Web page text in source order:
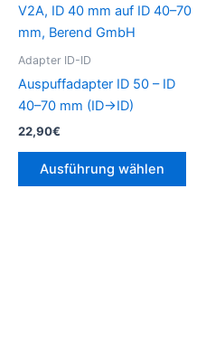
Adapter ID-ID
Auspuffadapter ID 50 – ID
40–70 mm (ID→ID)
22,90€
Ausführung wählen
auf